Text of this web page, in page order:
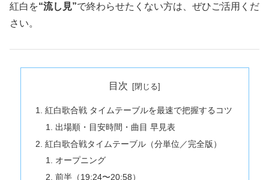
紅白を“流し見”で終わらせたくない方は、ぜひご活用くだ
さい。
目次
紅白歌合戦 タイムテーブルを最速で把握するコツ
出場順・目安時間・曲目 早見表
紅白歌合戦タイムテーブル（分単位／完全版）
オープニング
前半（19:24〜20:58）